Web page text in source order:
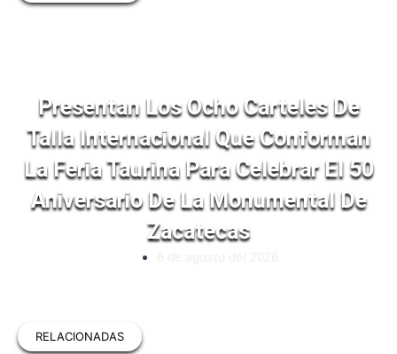
Presentan Los Ocho Carteles De
Talla Internacional Que Conforman
La Feria Taurina Para Celebrar El 50
Aniversario De La Monumental De
Zacatecas
RELACIONADAS